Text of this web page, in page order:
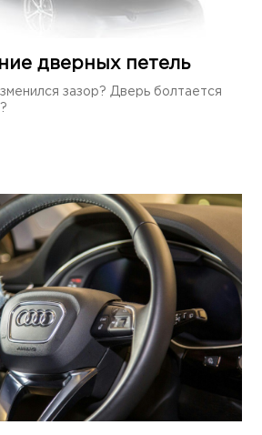
дверных петель
зазор? Дверь болтается